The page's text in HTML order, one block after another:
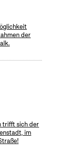
der
trifft sich der
im